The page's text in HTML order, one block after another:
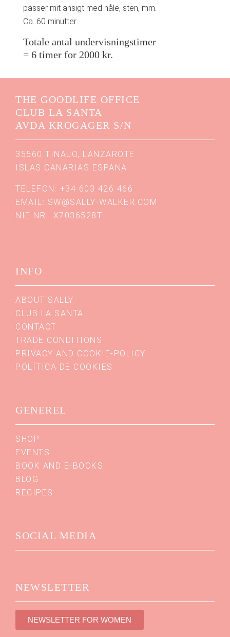
passer mit ansigt med nåle, sten, mm.
Ca. 60 minutter
Totale antal undervisningstimer
= 6 timer for 2000 kr.
THE GOODLIFE OFFICE
CLUB LA SANTA
AVDA KROGAGER S/N
35560 TINAJO, LANZAROTE
ISLAS CANARIAS ESPANA
TELEFON: +34 603 426 466
EMAIL: SW@SALLY-WALKER.COM
NIE NR.: X7036528T
INFO
ABOUT SALLY
CLUB LA SANTA
CONTACT
TRADE CONDITIONS
PRIVACY AND COOKIE-POLICY
POLÍTICA DE COOKIES
GENEREL
SHOP
EVENTS
BOOK AND E-BOOKS
BLOG
RECIPES
SOCIAL MEDIA
NEWSLETTER
NEWSLETTER FOR WOMEN